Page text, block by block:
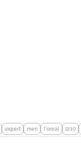
פנים l'oreal
men
expert